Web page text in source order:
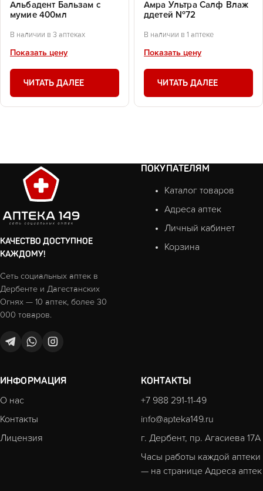
Альбадент Бальзам с
мумие 400мл
В наличии в 3 аптеках
Показать цену
ЧИТАТЬ ДАЛЕЕ
Амра Ультра Салф Влаж
ддетей №72
В наличии в 1 аптеке
Показать цену
ЧИТАТЬ ДАЛЕЕ
КАЧЕСТВО ДОСТУПНОЕ
КАЖДОМУ!
Сеть социальных аптек в
Дербенте и Дагестанских
Огнях — 10 аптек, более 30
000 товаров.
ПОКУПАТЕЛЯМ
Каталог товаров
Адреса аптек
Личный кабинет
Корзина
ИНФОРМАЦИЯ
О нас
Контакты
Лицензия
КОНТАКТЫ
+7 988 291-11-49
info@apteka149.ru
г. Дербент, пр. Агасиева 17А
Часы работы каждой аптеки
— на странице Адреса аптек